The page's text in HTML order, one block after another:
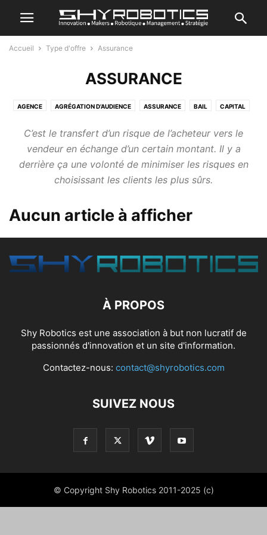
Accueil Type d'offre Assurance
ASSURANCE
AGENCE AGRÉGATION D’AUDIENCE ASSURANCE BAIL CAPITAL
SERVICE
C’est le transfert d’un risque de l’acheteur vers le
vendeur en échange d’un certain montant. Il y a
derrière ça une volonté de minimiser les risques en
choisissant les clients les plus sûrs.
Aucun article à afficher
À PROPOS
Shy Robotics est une association à but non lucratif de
passionnés d'innovation et un site d'information.
Contactez-nous: contact@shyrobotics.com
SUIVEZ NOUS
© Copyright Shy Robotics 2011-2025 (c)